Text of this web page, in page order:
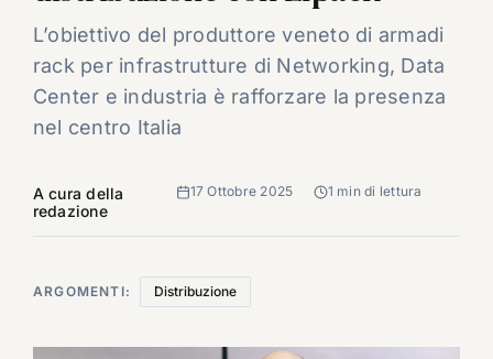
EVENTI
CHI SIAMO
L’obiettivo del produttore veneto di armadi
rack per infrastrutture di Networking, Data
Center e industria è rafforzare la presenza
nel centro Italia
A cura della
redazione
17 Ottobre 2025 1 min di lettura
ARGOMENTI: Distribuzione